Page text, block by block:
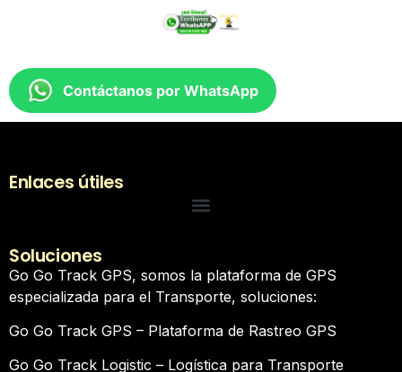
Contáctanos por WhatsApp
Enlaces útiles
Soluciones
Go Go Track GPS, somos la plataforma de GPS
especializada para el Transporte, soluciones:
Go Go Track GPS – Plataforma de Rastreo GPS
Go Go Track Logistic – Logística para Transporte